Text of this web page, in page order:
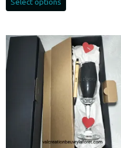
Select options